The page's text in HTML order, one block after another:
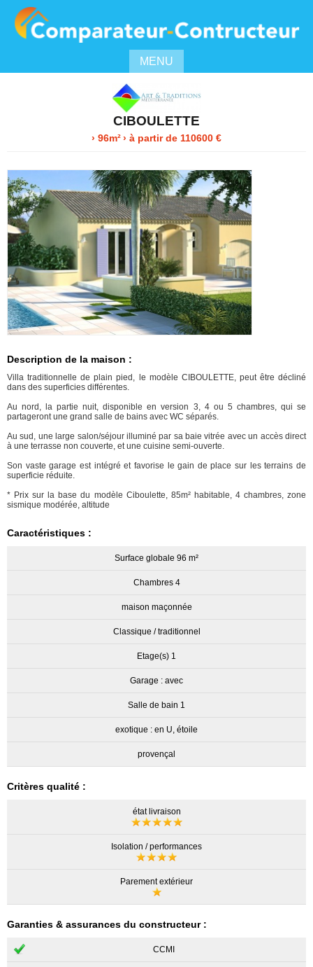
MENU
CIBOULETTE
› 96m²› à partir de 110600 €
Description de la maison :
Villa traditionnelle de plain pied, le modèle CIBOULETTE, peut être décliné
dans des superficies différentes.
Au nord, la partie nuit, disponible en version 3, 4 ou 5 chambres, qui se
partageront une grand salle de bains avec WC séparés.
Au sud, une large salon/séjour illuminé par sa baie vitrée avec un accès direct
à une terrasse non couverte, et une cuisine semi-ouverte.
Son vaste garage est intégré et favorise le gain de place sur les terrains de
superficie réduite.
* Prix sur la base du modèle Ciboulette, 85m² habitable, 4 chambres, zone
sismique modérée, altitude
Caractéristiques :
Surface globale 96 m²
Chambres 4
maison maçonnée
Classique / traditionnel
Etage(s) 1
Garage : avec
Salle de bain 1
exotique : en U, étoile
provençal
Critères qualité :
état livraison
Isolation / performances
Parement extérieur
Garanties & assurances du constructeur :
CCMI